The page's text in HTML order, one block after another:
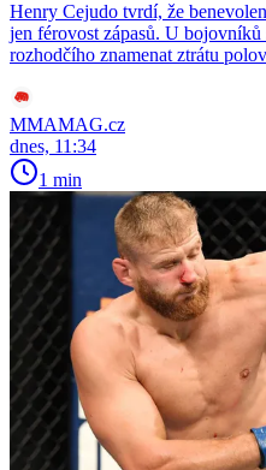
Henry Cejudo tvrdí, že
jen férovost zápasů. U
rozhodčího znamenat ztrátu
MMAMAG.cz
dnes, 11:34
1 min